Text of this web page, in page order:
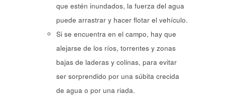
que estén inundados, la fuerza del agua
puede arrastrar y hacer flotar el vehículo.
Si se encuentra en el campo, hay que
alejarse de los ríos, torrentes y zonas
bajas de laderas y colinas, para evitar
ser sorprendido por una súbita crecida
de agua o por una riada.